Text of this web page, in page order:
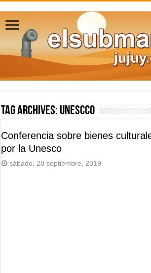
Tag Archives: Unescco
Conferencia sobre bienes
por la Unesco
sábado, 28 septiembre, 2019